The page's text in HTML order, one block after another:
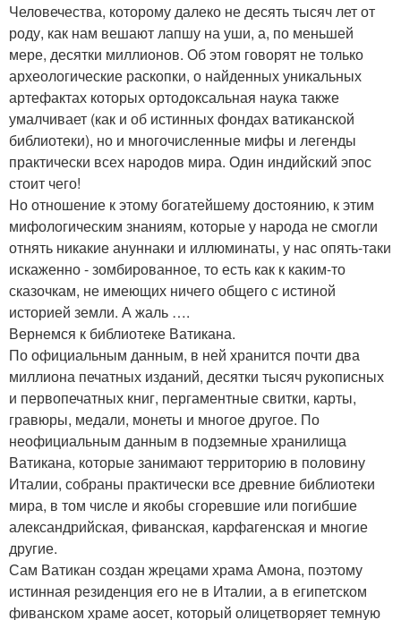
Человечества, которому далеко не десять тысяч лет от
роду, как нам вешают лапшу на уши, а, по меньшей
мере, десятки миллионов. Об этом говорят не только
археологические раскопки, о найденных уникальных
артефактах которых ортодоксальная наука также
умалчивает (как и об истинных фондах ватиканской
библиотеки), но и многочисленные мифы и легенды
практически всех народов мира. Один индийский эпос
стоит чего!
Но отношение к этому богатейшему достоянию, к этим
мифологическим знаниям, которые у народа не смогли
отнять никакие ануннаки и иллюминаты, у нас опять-таки
искаженно - зомбированное, то есть как к каким-то
сказочкам, не имеющих ничего общего с истиной
историей земли. А жаль ….
Вернемся к библиотеке Ватикана.
По официальным данным, в ней хранится почти два
миллиона печатных изданий, десятки тысяч рукописных
и первопечатных книг, пергаментные свитки, карты,
гравюры, медали, монеты и многое другое. По
неофициальным данным в подземные хранилища
Ватикана, которые занимают территорию в половину
Италии, собраны практически все древние библиотеки
мира, в том числе и якобы сгоревшие или погибшие
александрийская, фиванская, карфагенская и многие
другие.
Сам Ватикан создан жрецами храма Амона, поэтому
истинная резиденция его не в Италии, а в египетском
фиванском храме аосет, который олицетворяет темную